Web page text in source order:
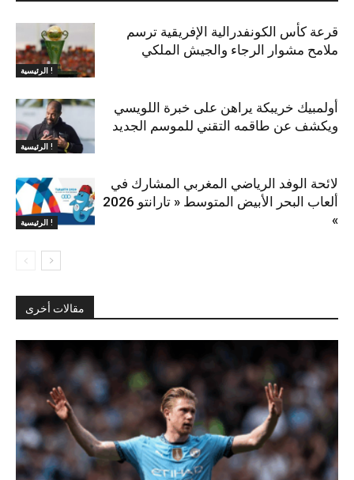
الرئيسية !
قرعة كأس الكونفدرالية الإفريقية ترسم
ملامح مشوار الرجاء والجيش الملكي
الرئيسية !
أولمبيك خريبكة يراهن على خبرة اللويسي
ويكشف عن طاقمه التقني للموسم الجديد
الرئيسية !
لائحة الوفد الرياضي المغربي المشارك في
ألعاب البحر الأبيض المتوسط « تارانتو 2026
»
مقالات أخرى